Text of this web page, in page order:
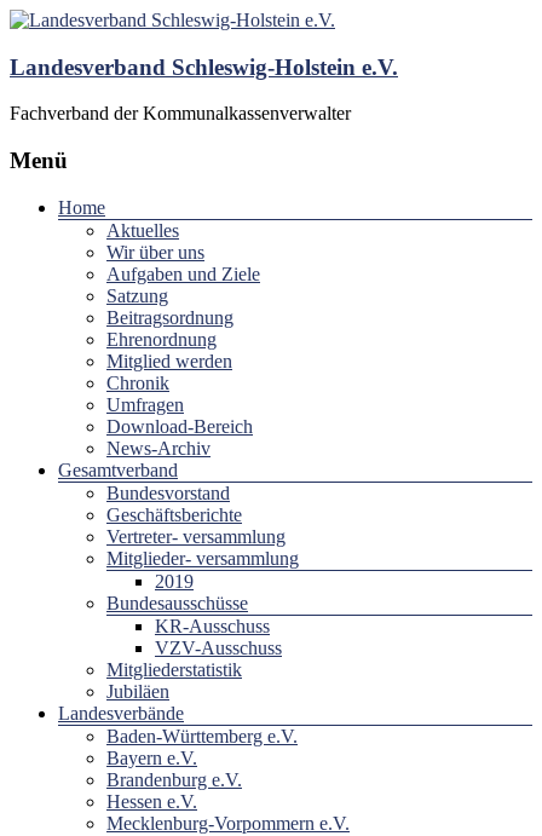
Landesverband Schleswig-Holstein e.V.
Fachverband der Kommunalkassenverwalter
Menü
Home
Aktuelles
Wir über uns
Aufgaben und Ziele
Satzung
Beitragsordnung
Ehrenordnung
Mitglied werden
Chronik
Umfragen
Download-Bereich
News-Archiv
Gesamtverband
Bundesvorstand
Geschäftsberichte
Vertreter- versammlung
Mitglieder- versammlung
2019
Bundesausschüsse
KR-Ausschuss
VZV-Ausschuss
Mitgliederstatistik
Jubiläen
Landesverbände
Baden-Württemberg e.V.
Bayern e.V.
Brandenburg e.V.
Hessen e.V.
Mecklenburg-Vorpommern e.V.